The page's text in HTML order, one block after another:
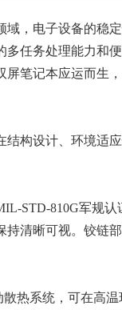
，电子设备的稳
任务处理能力和
笔记本应运而生
构设计、环境适
STD-810G军规
清晰可视。铰链
热系统，可在高